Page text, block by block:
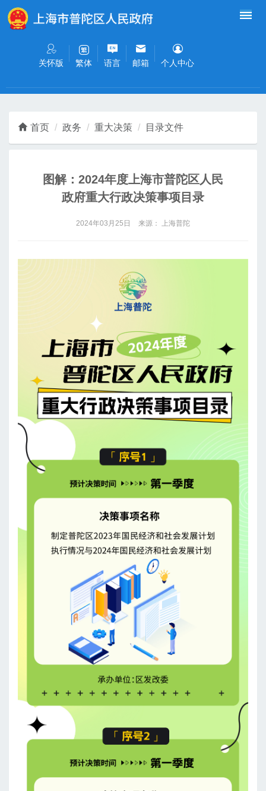
无障碍操作说明
关怀版 繁体 语言 邮箱 个人中心
首页 政务 重大决策 目录文件
图解：2024年度上海市普陀区人民
政府重大行政决策事项目录
2024年03月25日 来源： 上海普陀